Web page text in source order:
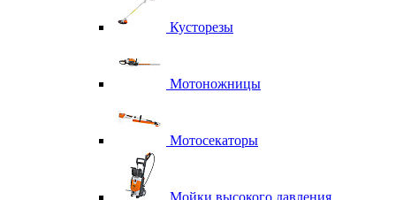
Кусторезы
Мотоножницы
Мотосекаторы
Мойки высокого давления